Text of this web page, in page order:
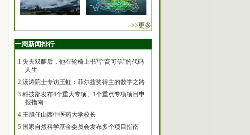
>>更多
一周新闻排行
1 失去双腿后，他在轮椅上书写“高可信”的代码
人生
2 汤涛院士专访王虹：菲尔兹奖得主的数学之路
3 科技部发布4个重大专项、1个重点专项项目申
报指南
4 王旭任山西中医药大学校长
5 国家自然科学基金委员会发布多个项目指南